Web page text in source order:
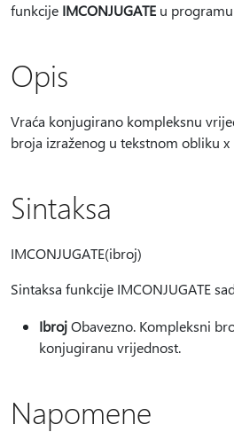
funkcije IMCONJUGATE u
Opis
Vraća konjugirano kompleksnu
broja izraženog u tekstnom obliku
Sintaksa
IMCONJUGATE(ibroj)
Sintaksa funkcije IMCONJUGATE
IbrojObavezno. Kompleksni
konjugiranu vrijednost.
Napomene